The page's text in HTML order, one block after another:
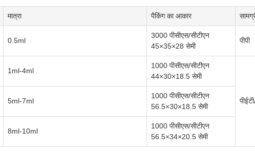
मात्रा पैकिंग का आकार
0.5ml
3000 पीसीएस/सीटीएन
45×35×28 सेमी
पीपी
1ml-4ml
1000 पीसीएस/सीटीएन
44×30×18.5 सेमी
5ml-7ml
1000 पीसीएस/सीटीएन
56.5×30×18.5 सेमी
8ml-10ml
1000 पीसीएस/सीटीएन
56.5×34×20.5 सेमी